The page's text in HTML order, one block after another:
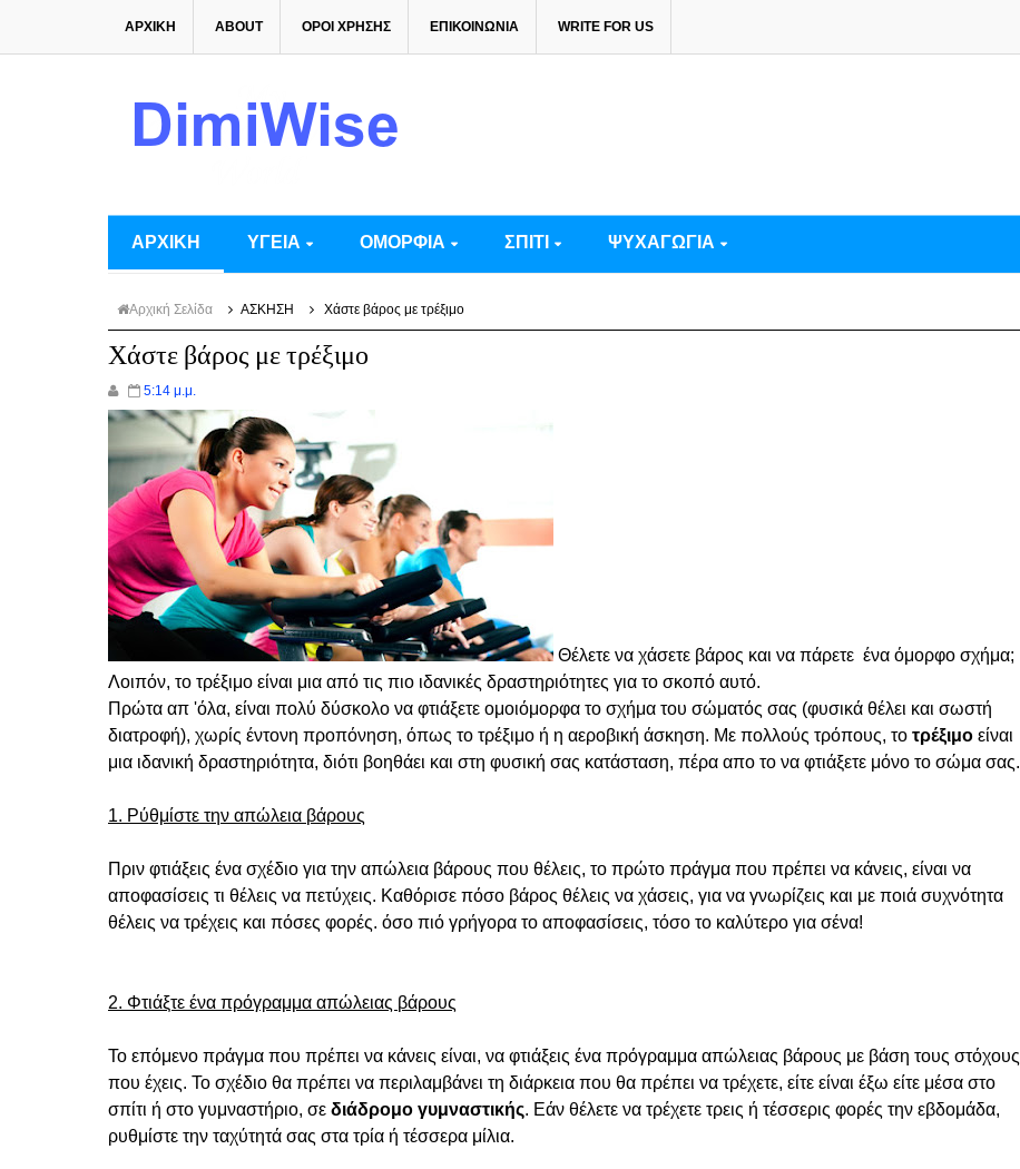
ΑΡΧΙΚΗ ABOUT ΟΡΟΙ ΧΡΗΣΗΣ ΕΠΙΚΟΙΝΩΝΙΑ WRITE FOR US
ΑΡΧΙΚΗ ΥΓΕΙΑ ΟΜΟΡΦΙΑ ΣΠΙΤΙ ΨΥΧΑΓΩΓΙΑ
Αρχική Σελίδα ΑΣΚΗΣΗ Χάστε βάρος με τρέξιμο
Χάστε βάρος με τρέξιμο
5:14 μ.μ.
Θέλετε να χάσετε βάρος και να πάρετε ένα όμορφο σχήμα;
Λοιπόν, το τρέξιμο είναι μια από τις πιο ιδανικές δραστηριότητες για το σκοπό αυτό.
Πρώτα απ 'όλα, είναι πολύ δύσκολο να φτιάξετε ομοιόμορφα το σχήμα του σώματός σας (φυσικά θέλει και σωστή
διατροφή), χωρίς έντονη προπόνηση, όπως το τρέξιμο ή η αεροβική άσκηση. Με πολλούς τρόπους, το τρέξιμο είναι
μια ιδανική δραστηριότητα, διότι βοηθάει και στη φυσική σας κατάσταση, πέρα απο το να φτιάξετε μόνο το σώμα σας.
1. Ρύθμίστε την απώλεια βάρους
Πριν φτιάξεις ένα σχέδιο για την απώλεια βάρους που θέλεις, το πρώτο πράγμα που πρέπει να κάνεις, είναι να
αποφασίσεις τι θέλεις να πετύχεις. Καθόρισε πόσο βάρος θέλεις να χάσεις, για να γνωρίζεις και με ποιά συχνότητα
θέλεις να τρέχεις και πόσες φορές. όσο πιό γρήγορα το αποφασίσεις, τόσο το καλύτερο για σένα!
2. Φτιάξτε ένα πρόγραμμα απώλειας βάρους
Το επόμενο πράγμα που πρέπει να κάνεις είναι, να φτιάξεις ένα πρόγραμμα απώλειας βάρους με βάση τους στόχους
που έχεις. Το σχέδιο θα πρέπει να περιλαμβάνει τη διάρκεια που θα πρέπει να τρέχετε, είτε είναι έξω είτε μέσα στο
σπίτι ή στο γυμναστήριο, σε διάδρομο γυμναστικής. Εάν θέλετε να τρέχετε τρεις ή τέσσερις φορές την εβδομάδα,
ρυθμίστε την ταχύτητά σας στα τρία ή τέσσερα μίλια.